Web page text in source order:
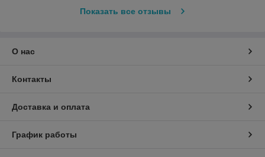
Показать все отзывы
О нас
Контакты
Доставка и оплата
График работы